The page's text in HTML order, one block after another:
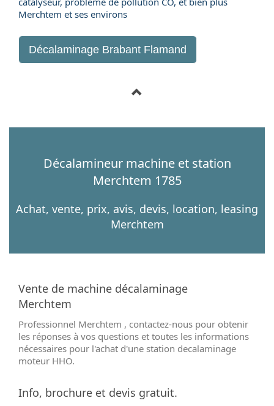
Merchtem et ses environs
Décalaminage Brabant Flamand
Décalamineur machine et station
Merchtem 1785
Achat, vente, prix, avis, devis, location, leasing
Merchtem
Vente de machine décalaminage
Merchtem
Professionnel Merchtem , contactez-nous pour obtenir
les réponses à vos questions et toutes les informations
nécessaires pour l'achat d'une station decalaminage
moteur HHO.
Info, brochure et devis gratuit.